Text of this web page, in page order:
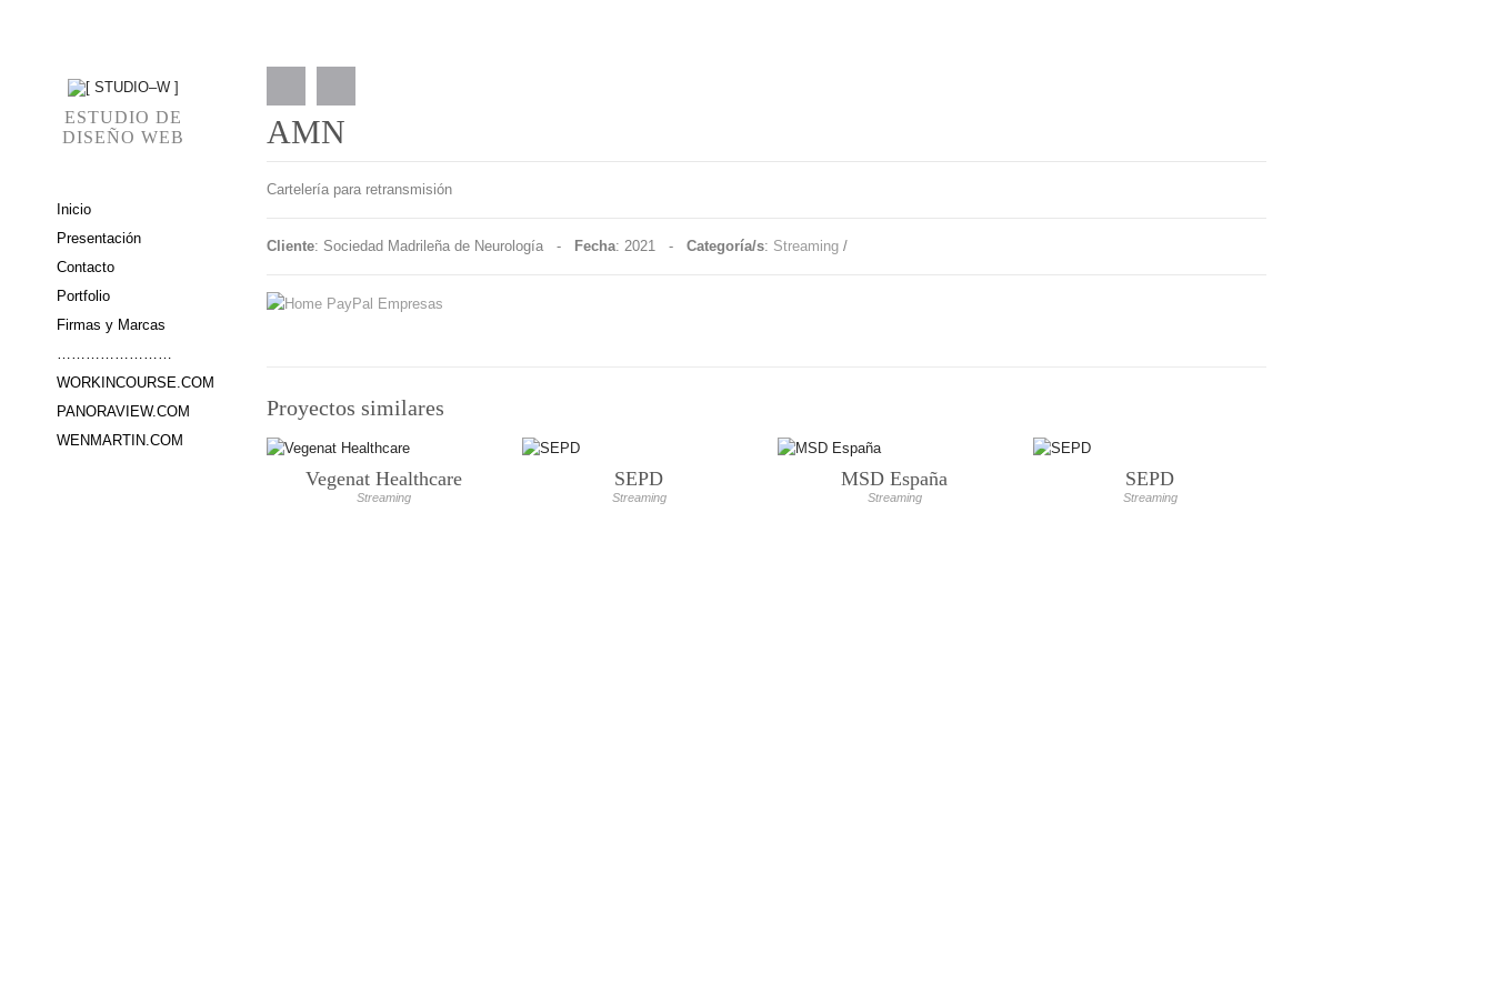
ESTUDIO DE
DISEÑO WEB
Inicio
Presentación
Contacto
Portfolio
Firmas y Marcas
WORKINCOURSE.COM
PANORAVIEW.COM
WENMARTIN.COM
AMN
Cartelería para retransmisión
Cliente: Sociedad Madrileña de Neurología - Fecha: 2021 - Categoría/s: Streaming /
Proyectos similares
Vegenat Healthcare
Streaming
SEPD
Streaming
MSD España
Streaming
SEPD
Streaming